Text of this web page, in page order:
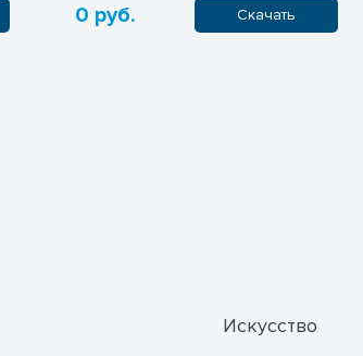
0 руб. Скачать
Искусство